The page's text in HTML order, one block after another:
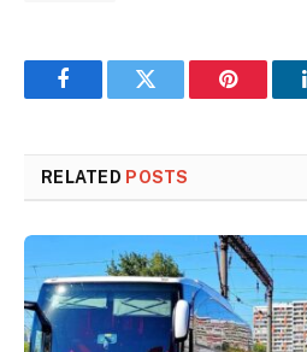
FacebookTwitter Pinterest
RELATED POSTS